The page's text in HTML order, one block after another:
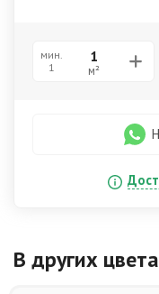
мин.
1
м²
В других